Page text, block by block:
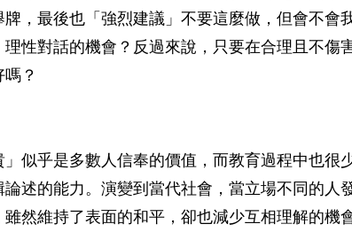
，最後也「強烈建議」不要這麼做，但會不會
性對話的機會？反過來說，只要在合理且不傷
？
似乎是多數人信奉的價值，而教育過程中也很
述的能力。演變到當代社會，當立場不同的人
然維持了表面的和平，卻也減少互相理解的機會